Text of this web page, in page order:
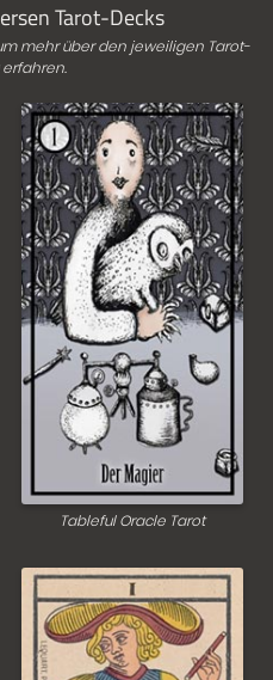
Tarot-Decks
mehr über den jeweiligen Tarot-
erfahren.
Tableful Oracle Tarot